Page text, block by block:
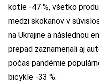
kotle -47 %, všetko
medzi skokanov v
na Ukrajine a následnou
prepad zaznamenali aj
počas pandémie
bicykle -33 %.